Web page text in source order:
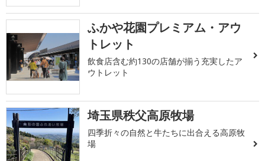
ふかや花園プレミアム・アウ
トレット
飲食店含む約130の店舗が揃う充実したア
ウトレット
埼玉県秩父高原牧場
四季折々の自然と牛たちに出合える高原牧
場